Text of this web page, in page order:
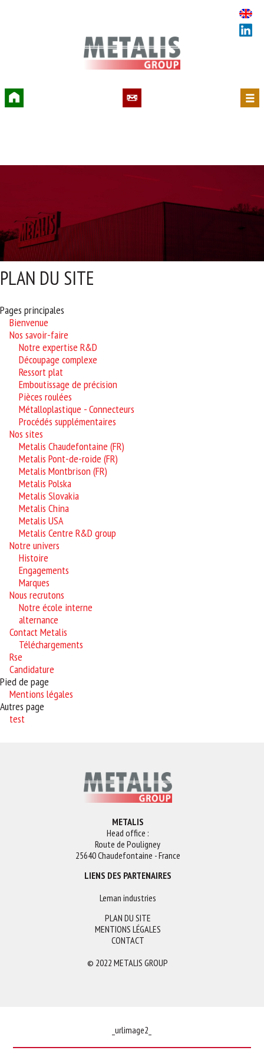
PLAN DU SITE
Pages principales
Bienvenue
Nos savoir-faire
Notre expertise R&D
Découpage complexe
Ressort plat
Emboutissage de précision
Pièces roulées
Métalloplastique - Connecteurs
Procédés supplémentaires
Nos sites
Metalis Chaudefontaine (FR)
Metalis Pont-de-roide (FR)
Metalis Montbrison (FR)
Metalis Polska
Metalis Slovakia
Metalis China
Metalis USA
Metalis Centre R&D group
Notre univers
Histoire
Engagements
Marques
Nous recrutons
Notre école interne
alternance
Contact Metalis
Téléchargements
Rse
Candidature
Pied de page
Mentions légales
Autres page
test
METALIS
Head office :
Route de Pouligney
25640 Chaudefontaine - France
LIENS DES PARTENAIRES
Leman industries
PLAN DU SITE
MENTIONS LÉGALES
CONTACT
© 2022 METALIS GROUP
_urlimage2_